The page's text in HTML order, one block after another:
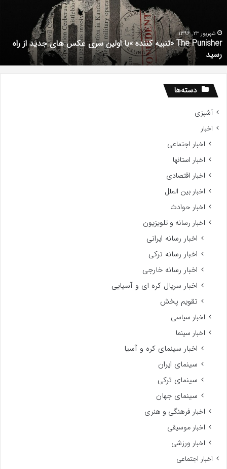
Gifted
2017شهریور 1, 1396
دانلود رایگان دوبله فارسی فیلم با استعداد Gifted 2017
دسته‌ها
آشپزی
اخبار
اخبار اجتماعی
اخبار استانها
اخبار اقتصادی
اخبار بین الملل
اخبار حوادث
اخبار رسانه و تلویزیون
اخبار رسانه ایرانی
اخبار رسانه ترکی
اخبار رسانه خارجی
اخبار سریال کره ای و آسیایی
تقویم پخش
اخبار سیاسی
اخبار سینما
اخبار سینمای کره و آسیا
سینمای ایران
سینمای ترکی
سینمای جهان
اخبار فرهنگی و هنری
اخبار موسیقی
اخبار ورزشی
اخبار اجتماعی